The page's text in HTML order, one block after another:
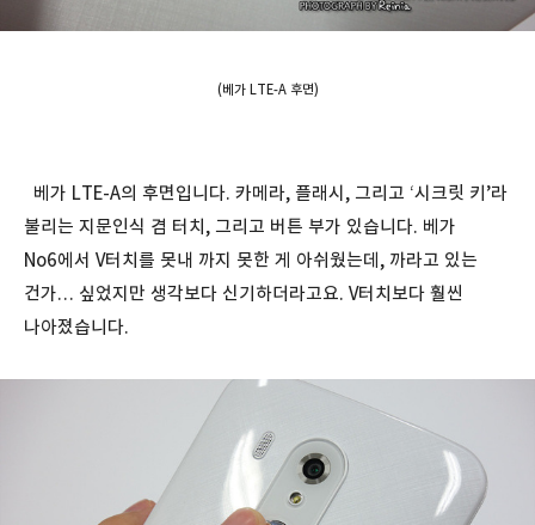
(베가 LTE-A 후면)
베가 LTE-A의 후면입니다. 카메라, 플래시, 그리고 ‘시크릿 키’라
불리는 지문인식 겸 터치, 그리고 버튼 부가 있습니다. 베가
No6에서 V터치를 못내 까지 못한 게 아쉬웠는데, 까라고 있는
건가… 싶었지만 생각보다 신기하더라고요. V터치보다 훨씬
나아졌습니다.